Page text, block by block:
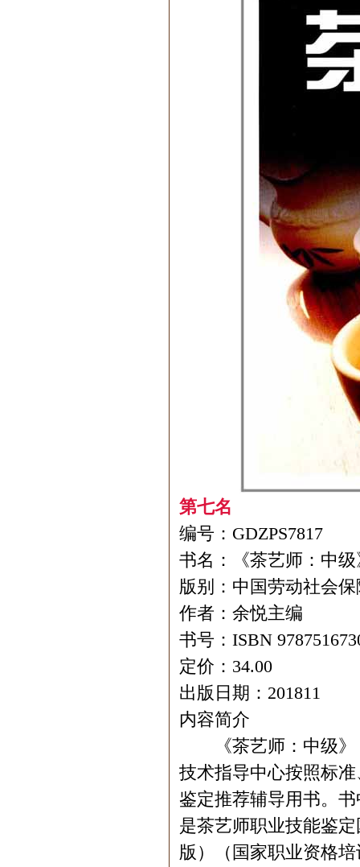
第七名
编号：GDZPS7817
书名：《茶艺师：中
版别：中国劳动社会
作者：余悦主编
书号：ISBN
定价：34.00
出版日期：201811
内容简介
《茶艺师：中级》
技术指导中心按照标
鉴定推荐辅导用书。
是茶艺师职业技能鉴
版）（国家职业资格